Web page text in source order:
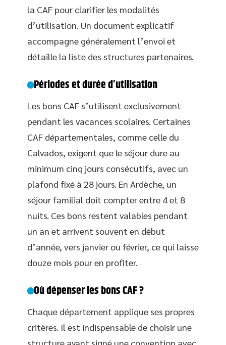
la CAF pour clarifier les modalités
d’utilisation. Un document explicatif
accompagne généralement l’envoi et
détaille la liste des structures partenaires.
Périodes et durée d’utilisation
Les bons CAF s’utilisent exclusivement
pendant les vacances scolaires. Certaines
CAF départementales, comme celle du
Calvados, exigent que le séjour dure au
minimum cinq jours consécutifs, avec un
plafond fixé à 28 jours. En Ardèche, un
séjour familial doit compter entre 4 et 8
nuits. Ces bons restent valables pendant
un an et arrivent souvent en début
d’année, vers janvier ou février, ce qui laisse
douze mois pour en profiter.
Où dépenser les bons CAF ?
Chaque département applique ses propres
critères. Il est indispensable de choisir une